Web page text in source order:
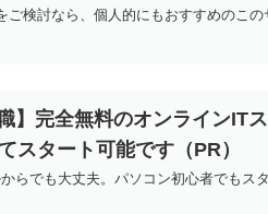
検討なら、個人的にもおすすめのこの
】完全無料のオンラインIT
スタート可能です（PR）
らでも大丈夫。パソコン初心者でもス